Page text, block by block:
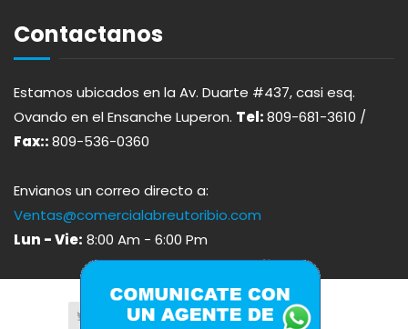
SAZONES
SNACKS
ATLANTICO
AVALON
AZUKITA
BACARDI
Contactanos
Estamos ubicados en la Av. Duarte #437, casi esq.
Ovando en el Ensanche Luperon. Tel:809-681-3610 /
Fax::809-536-0360
Envianos un correo directo a:
Ventas@comercialabreutoribio.com
Lun - Vie: 8:00 Am - 6:00 Pm